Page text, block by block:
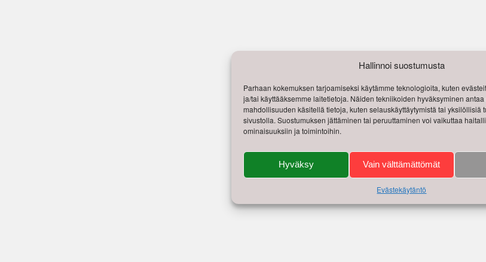
Hallinnoi suostumusta
Parhaan kokemuksen tarjoamiseksi käytämme teknologioita, kuten
ja/tai käyttääksemme laitetietoja. Näiden tekniikoiden hyväksyminen antaa
mahdollisuuden käsitellä tietoja, kuten selauskäyttäytymistä tai yksilöllisiä
sivustolla. Suostumuksen jättäminen tai peruuttaminen voi vaikuttaa
ominaisuuksiin ja toimintoihin.
Hyväksy Vain välttämättömät
Evästekäytäntö